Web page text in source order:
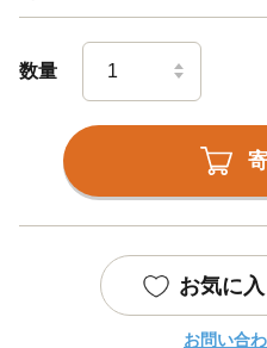
数量
お気に
お問い合